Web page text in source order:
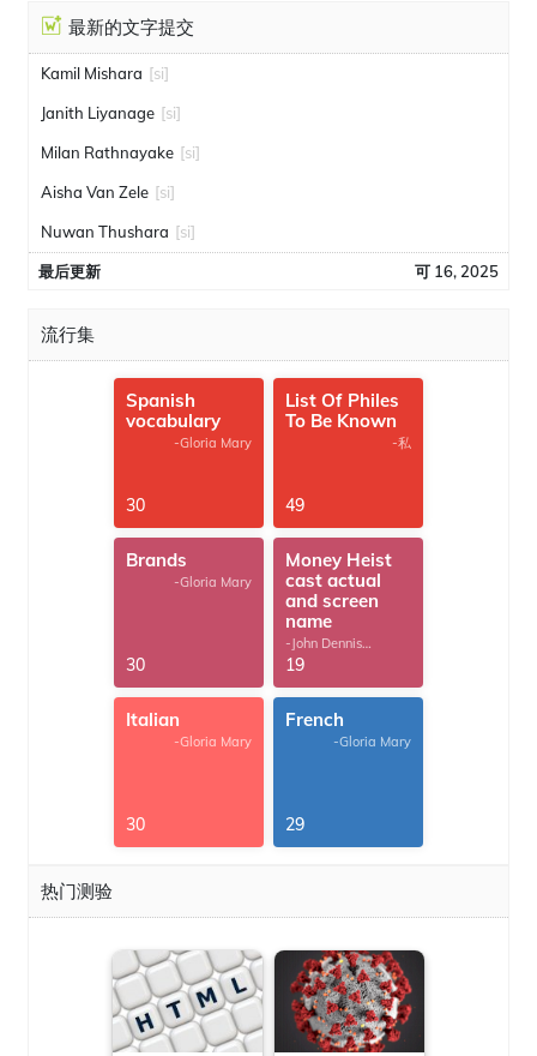
最新的文字提交
Kamil Mishara [si]
Janith Liyanage [si]
Milan Rathnayake [si]
Aisha Van Zele [si]
Nuwan Thushara [si]
最后更新 可 16, 2025
流行集
Spanish
vocabulary
-Gloria Mary
30
List Of Philes
To Be Known
-私
49
Brands
-Gloria Mary
30
Money Heist
cast actual
and screen
name
-John Dennis
G.Thomas
19
Italian
-Gloria Mary
30
French
-Gloria Mary
29
热门测验